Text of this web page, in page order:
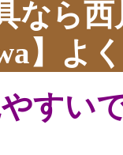
なら西
】よ
すい